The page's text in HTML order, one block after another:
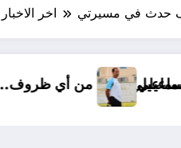
اخر الاخبار حدث في مسيرتي
خضر: الإسماعيلي أقوى
فنيًا للإسماعيلي